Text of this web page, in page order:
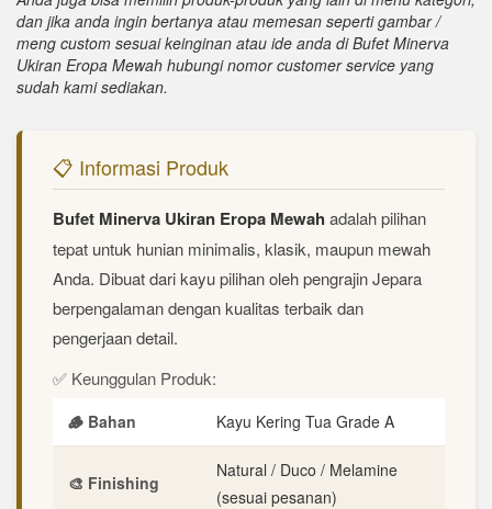
dan jika anda ingin bertanya atau memesan seperti gambar /
meng custom sesuai keinginan atau ide anda di Bufet Minerva
Ukiran Eropa Mewah hubungi nomor customer service yang
sudah kami sediakan.
📋 Informasi Produk
Bufet Minerva Ukiran Eropa Mewah adalah pilihan
tepat untuk hunian minimalis, klasik, maupun mewah
Anda. Dibuat dari kayu pilihan oleh pengrajin Jepara
berpengalaman dengan kualitas terbaik dan
pengerjaan detail.
✅ Keunggulan Produk:
🪵 Bahan Kayu Kering Tua Grade A
🎨 Finishing
Natural / Duco / Melamine
(sesuai pesanan)